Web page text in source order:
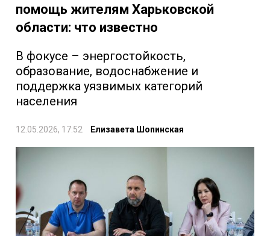
помощь жителям Харьковской
области: что известно
В фокусе – энергостойкость,
образование, водоснабжение и
поддержка уязвимых категорий
населения
12.05.2026, 17:52 Елизавета Шопинская